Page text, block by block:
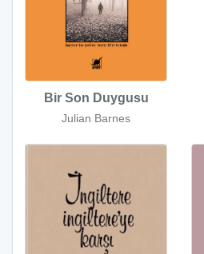
Bir Son Duygusu
Julian Barnes